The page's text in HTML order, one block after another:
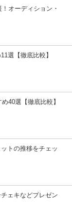
オーディション・
選【徹底比較】
40選【徹底比較】
トの推移をチェッ
ェキなどプレゼン